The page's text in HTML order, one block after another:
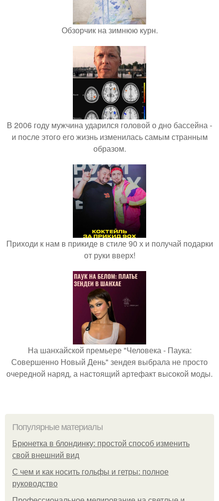
Обзорчик на зимнюю курн.
В 2006 году мужчина ударился головой о дно бассейна -
и после этого его жизнь изменилась самым странным
образом.
Приходи к нам в прикиде в стиле 90 х и получай подарки
от руки вверх!
На шанхайской премьере "Человека - Паука:
Совершенно Новый День" зендея выбрала не просто
очередной наряд, а настоящий артефакт высокой моды.
Популярные материалы
Брюнетка в блондинку: простой способ изменить
свой внешний вид
С чем и как носить гольфы и гетры: полное
руководство